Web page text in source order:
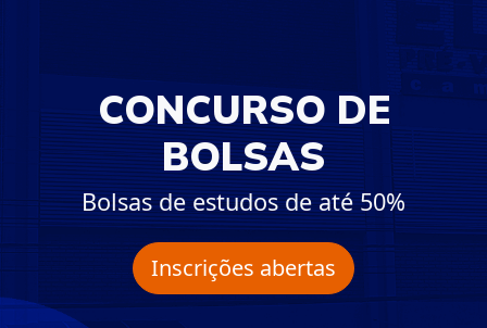
CONCURSO DE
BOLSAS
Bolsas de estudos de até 50%
Inscrições abertas